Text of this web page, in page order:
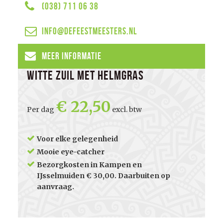
(038) 711 06 38
info@defeestmeesters.nl
Meer informatie
Witte zuil met helmgras
Per dag 22,50 excl. btw
Voor elke gelegenheid
Mooie eye-catcher
Bezorgkosten in Kampen en
IJsselmuiden € 30,00. Daarbuiten op
aanvraag.